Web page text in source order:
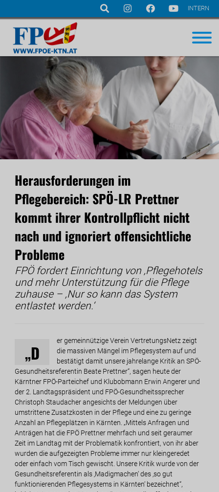
INTERN
Herausforderungen im
Pflegebereich: SPÖ-LR Prettner
kommt ihrer Kontrollpflicht nicht
nach und ignoriert offensichtliche
Probleme
FPÖ fordert Einrichtung von ‚Pflegehotels‘
und mehr Unterstützung für die Pflege
zuhause – ‚Nur so kann das System
entlastet werden.‘
„D
er gemeinnützige Verein VertretungsNetz zeigt
die massiven Mängel im Pflegesystem auf und
bestätigt damit unsere jahrelange Kritik an SPÖ-
Gesundheitsreferentin Beate Prettner“, sagen heute der
Kärntner FPÖ-Parteichef und Klubobmann Erwin Angerer und
der 2. Landtagspräsident und FPÖ-Gesundheitssprecher
Christoph Staudacher angesichts der Meldungen über
umstrittene Zusatzkosten in der Pflege und eine zu geringe
Anzahl an Pflegeplätzen in Kärnten. „Mittels Anfragen und
Anträgen hat die FPÖ Prettner mehrfach und seit geraumer
Zeit im Landtag mit der Problematik konfrontiert, von ihr aber
wurden die aufgezeigten Probleme immer nur kleingeredet
oder einfach vom Tisch gewischt. Unsere Kritik wurde von der
Gesundheitsreferentin als ‚Madigmachen‘ des ‚so gut
funktionierenden Pflegesystems in Kärnten‘ bezeichnet“,